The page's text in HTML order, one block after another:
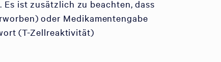
ist zusätzlich zu beachten, dass
oder Medikamentengabe
(T-Zellreaktivität)